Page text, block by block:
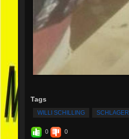
Tags
WILLI SCHILLING SCHLAGER
0 0